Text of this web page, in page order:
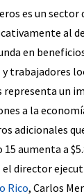
es un
al
en
trabajadores
representa un
a la
adicionales
15 aumenta a
el director
Rico, Carlos